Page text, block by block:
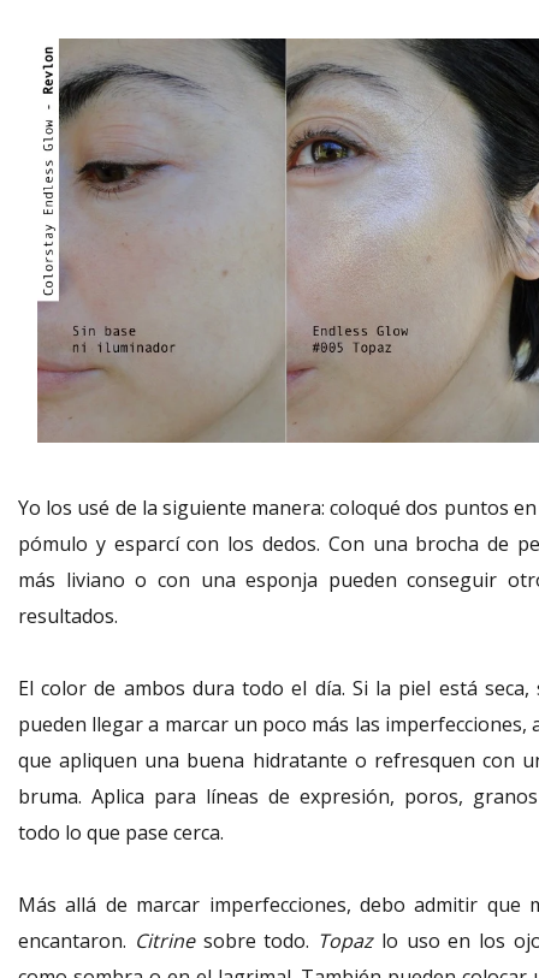
Yo los usé de la siguiente manera: coloqué dos puntos
pómulo y esparcí con los dedos. Con una brocha de
más liviano o con una esponja pueden conseguir
resultados.
El color de ambos dura todo el día. Si la piel está seca,
pueden llegar a marcar un poco más las imperfecciones,
que apliquen una buena hidratante o refresquen con
bruma. Aplica para líneas de expresión, poros,
todo lo que pase cerca.
Más allá de marcar imperfecciones, debo admitir que
encantaron. Citrinesobre todo. Topazlo uso en los